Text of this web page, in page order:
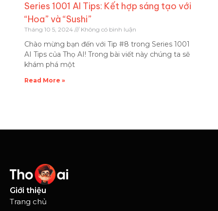
Series 1001 AI Tips: Kết hợp sáng tạo với
“Hoa” và “Sushi”
Tháng 10 5, 2024 Không có bình luận
Chào mừng bạn đến với Tip #8 trong Series 1001
AI Tips của Thọ AI! Trong bài viết này chúng ta sẽ
khám phá một
Read More »
Giới thiệu
Trang chủ